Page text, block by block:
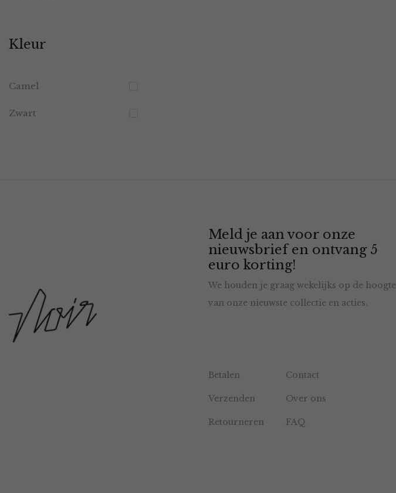
Kleur
Camel
Zwart
Meld je aan voor onze
nieuwsbrief en ontvang 5
euro korting!
We houden je graag wekelijks op de hoogte
van onze nieuwste collectie en acties.
Betalen Contact
Verzenden Over ons
Retourneren FAQ